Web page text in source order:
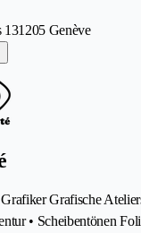
131205 Genève
Grafische
• Scheibentönen